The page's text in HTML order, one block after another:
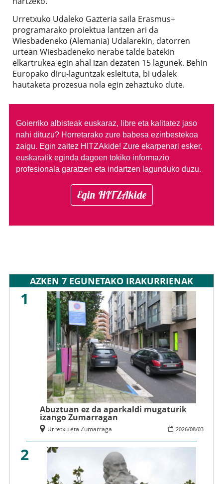
Urretxuko Udaleko Gazteria saila Erasmus+
programarako proiektua lantzen ari da
Wiesbadeneko (Alemania) Udalarekin, datorren
urtean Wiesbadeneko nerabe talde batekin
elkartrukea egin ahal izan dezaten 15 lagunek. Behin
Europako diru-laguntzak esleituta, bi udalek
hautaketa prozesua nola egin zehaztuko dute.
Goierriko albisteak euskaraz, libre eta kalitatez jaso
nahi dituzu? Horretarako zure babesa ezinbestekoa
zaigu. Egin zaitez HITZAkide! Zure ekarpenari esker,
euskaratik eginda dagoen tokiko informazio
profesionala garatzen eta indartzen lagunduko duzu.
Egin HITZAkide
AZKEN 7 EGUNETAKO IRAKURRIENAK
1
Abuztuan ez da aparkaldi mugaturik
izango Zumarragan
2026/08/03
Urretxu eta Zumarraga
2